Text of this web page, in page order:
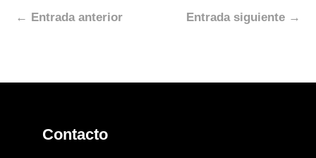
← Entrada anterior Entrada siguiente →
Contacto